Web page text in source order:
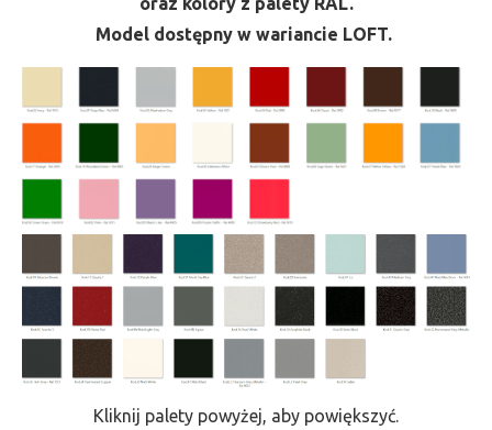
Model dostępny w wariancie LOFT.
Kliknij palety powyżej, aby powiększyć.